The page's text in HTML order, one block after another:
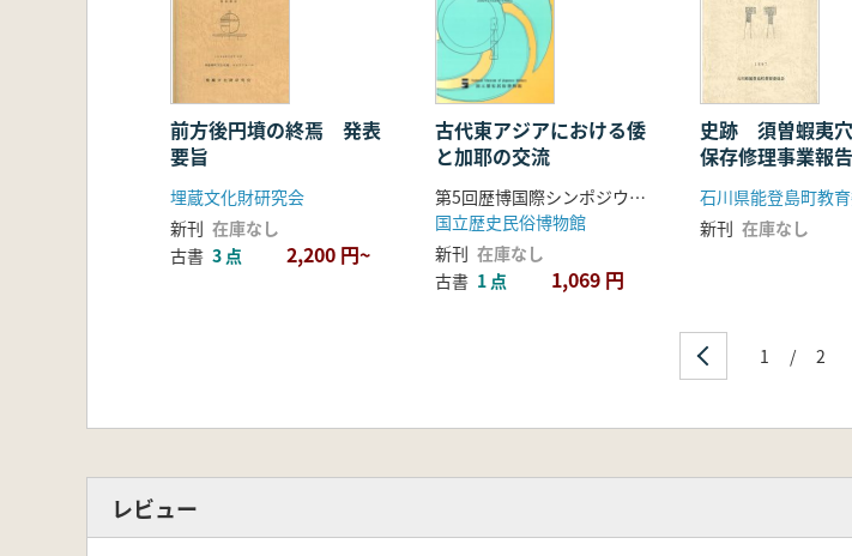
前方後円墳の終焉 発表
要旨
埋蔵文化財研究会
新刊 在庫なし
古書 3 点 2,200 円~
古代東アジアにおける倭
と加耶の交流
第5回歴博国際シンポジウム事務局
国立歴史民俗博物館
新刊 在庫なし
古書 1 点 1,069 円
史跡 須曽蝦夷
保存修理事業報
石川県能登島町教
新刊 在庫なし
1 / 2
レビュー